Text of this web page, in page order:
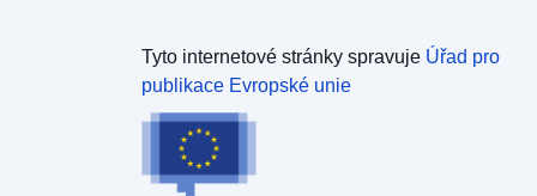
Tyto internetové stránky spravuje Úřad pro
publikace Evropské unie